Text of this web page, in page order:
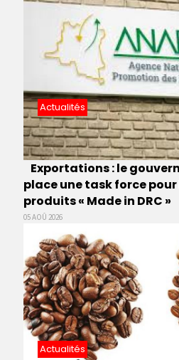
Actualités
Exportations : le
place une task force
produits « Made in DRC »
05 AOÛ 2026
Actualités